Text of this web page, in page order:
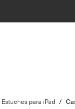
Estuches para iPad /